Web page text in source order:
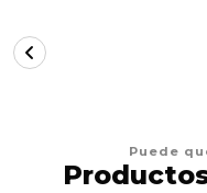
Puede